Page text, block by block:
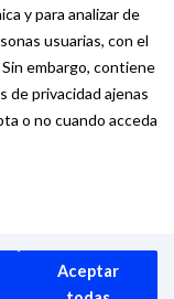
y para analizar de
usuarias, con el
embargo, contiene
de privacidad ajenas
o no cuando acceda
Aceptar
de Madrid
y la actividad